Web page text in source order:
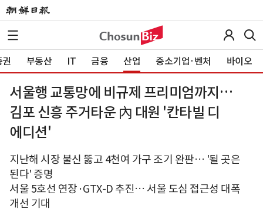
부동산 IT 금융 산업 중소기업·벤처 바이오
서울행 교통망에 비규제 프리미엄까지…
김포 신흥 주거타운 內 대원 '칸타빌 디
에디션'
지난해 시장 불신 뚫고 4천여 가구 조기 완판… '될 곳은
된다' 증명
서울 5호선 연장·GTX-D 추진… 서울 도심 접근성 대폭
개선 기대